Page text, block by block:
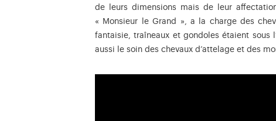
de leurs dimensions mais de leur
« Monsieur le Grand », a la charge des
fantaisie, traîneaux et gondoles étaient sous
aussi le soin des chevaux d’attelage et des